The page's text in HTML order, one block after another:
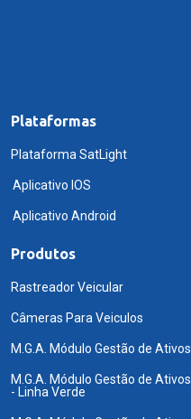
Plataformas
Plataforma SatLight
Aplicativo IOS
Aplicativo Android
Produtos
Rastreador Veicular
Câmeras Para Veiculos
M.G.A. Módulo Gestão de Ativos
M.G.A. Módulo Gestão de Ativos
- Linha Verde